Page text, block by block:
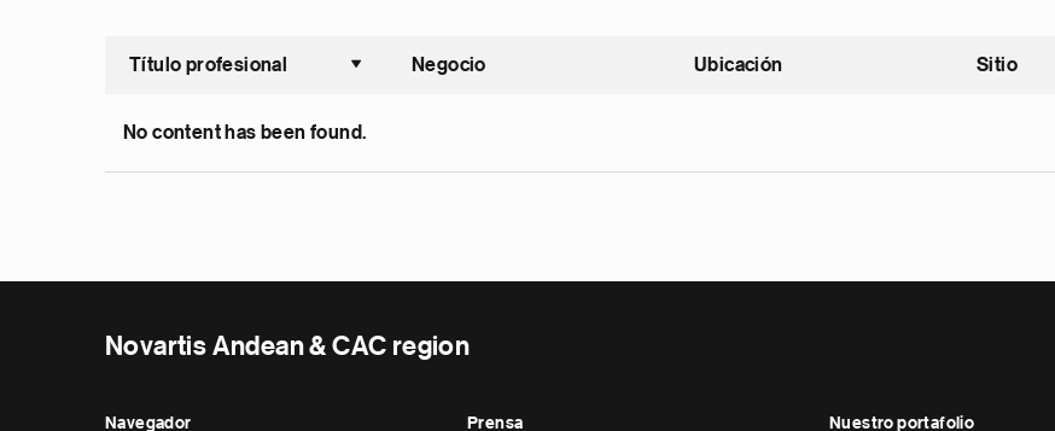
Título profesional
Ordenar ascendente
Negocio Ubicación Sitio
No content has been found.
Novartis Andean & CAC region
Navegador Prensa Nuestro portafolio